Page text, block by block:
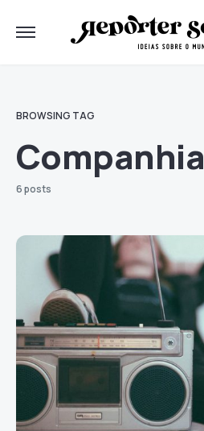
BROWSING TAG
Companhia
6 posts